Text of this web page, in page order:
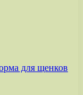
для щенков